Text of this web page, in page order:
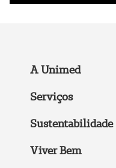
A Unimed
Serviços
Sustentabilidade
Viver Bem